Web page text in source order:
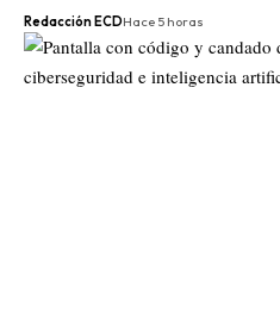
Redacción ECDHace 5 horas